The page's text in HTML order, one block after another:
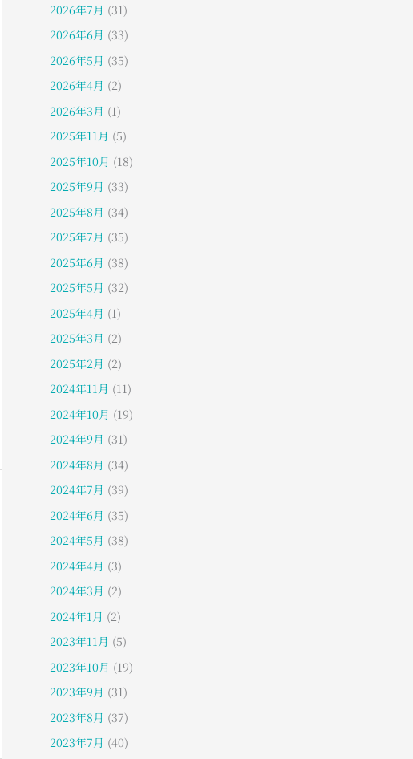
2026年7月 (31)
2026年6月 (33)
2026年5月 (35)
2026年4月 (2)
2026年3月 (1)
2025年11月 (5)
2025年10月 (18)
2025年9月 (33)
2025年8月 (34)
2025年7月 (35)
2025年6月 (38)
2025年5月 (32)
2025年4月 (1)
2025年3月 (2)
2025年2月 (2)
2024年11月 (11)
2024年10月 (19)
2024年9月 (31)
2024年8月 (34)
2024年7月 (39)
2024年6月 (35)
2024年5月 (38)
2024年4月 (3)
2024年3月 (2)
2024年1月 (2)
2023年11月 (5)
2023年10月 (19)
2023年9月 (31)
2023年8月 (37)
2023年7月 (40)